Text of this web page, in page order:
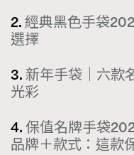
2.經典黑色手袋
選擇
3. 新年手袋｜六款
光彩
4. 保值名牌手袋
品牌＋款式：這款